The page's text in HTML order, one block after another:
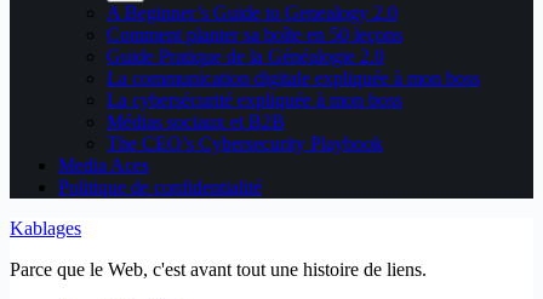
A Beginner’s Guide to Genealogy 2.0
Comment planter sa boîte en 50 leçons
Guide Pratique de la Généalogie 2.0
La communication digitale expliquée à mon boss
La cybersécurité expliquée à mon boss
Médias sociaux et B2B
The CEO’s Cybersecurity Playbook
Media Aces
Politique de confidentialité
Kablages
Parce que le Web, c'est avant tout une histoire de liens.